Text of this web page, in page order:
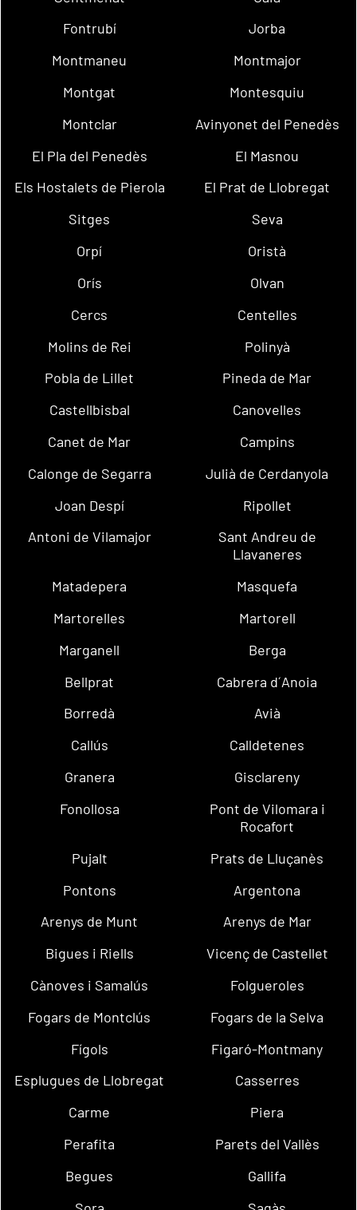
Fontrubí
Jorba
Montmaneu
Montmajor
Montgat
Montesquiu
Montclar
Avinyonet del Penedès
El Pla del Penedès
El Masnou
Els Hostalets de Pierola
El Prat de Llobregat
Sitges
Seva
Orpí
Oristà
Orís
Olvan
Cercs
Centelles
Molins de Rei
Polinyà
Pobla de Lillet
Pineda de Mar
Castellbisbal
Canovelles
Canet de Mar
Campins
Calonge de Segarra
Julià de Cerdanyola
Joan Despí
Ripollet
Antoni de Vilamajor
Sant Andreu de
Llavaneres
Matadepera
Masquefa
Martorelles
Martorell
Marganell
Berga
Bellprat
Cabrera d´Anoia
Borredà
Avià
Callús
Calldetenes
Granera
Gisclareny
Fonollosa
Pont de Vilomara i
Rocafort
Pujalt
Prats de Lluçanès
Pontons
Argentona
Arenys de Munt
Arenys de Mar
Bigues i Riells
Vicenç de Castellet
Cànoves i Samalús
Folgueroles
Fogars de Montclús
Fogars de la Selva
Fígols
Figaró-Montmany
Esplugues de Llobregat
Casserres
Carme
Piera
Perafita
Parets del Vallès
Begues
Gallifa